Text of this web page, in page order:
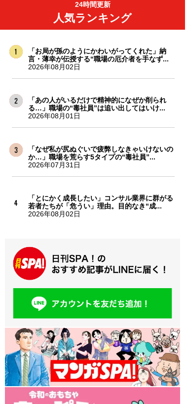
24時間更新
人気ランキング
「お局が孫のようにかわいがってくれた」納
言・薄幸が伝授する“職場の厄介者を手なず...
2026年08月02日
「あの人がいるだけで精神的になぜか削られ
る…」職場の“毒社員”は追い出してはいけ...
2026年08月01日
「なぜ私が尻ぬぐいで疲弊しなきゃいけないの
か…」職場を荒らす5タイプの“毒社員”...
2026年07月31日
「とにかく成長したい」コンサル業界に群がる
若者たちが「危うい」理由。目的なき“成...
2026年08月02日